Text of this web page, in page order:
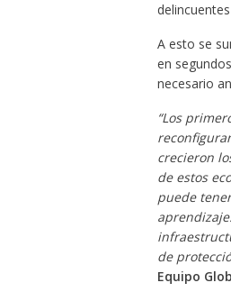
A esto se
en
necesario
“Los
crecieron
de estos
puede
de
Equipo